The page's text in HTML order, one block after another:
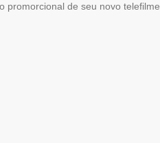
promorcional de seu novo telefilme